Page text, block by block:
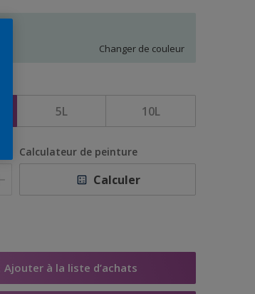
Changer de couleur
5L 10L
Calculateur de peinture
Calculer
Ajouter à la liste d’achats